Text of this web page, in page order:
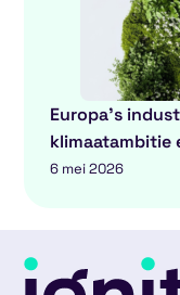
Europa’s
klimaatambitie
6 mei 2026